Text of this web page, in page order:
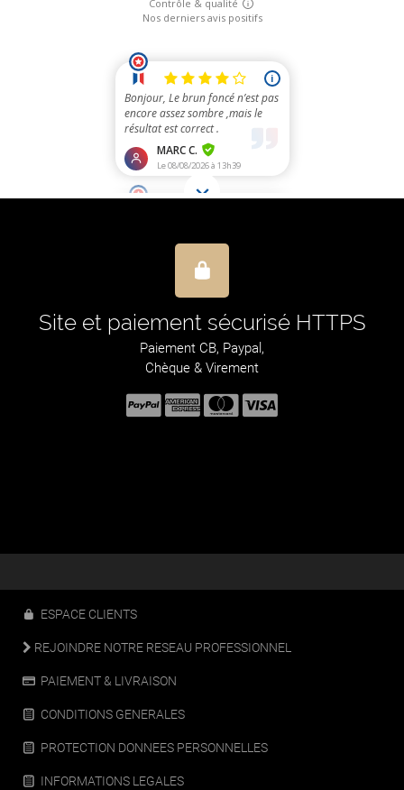
Site et paiement sécurisé HTTPS
Paiement CB, Paypal,
Chèque & Virement
ESPACE CLIENTS
REJOINDRE NOTRE RESEAU PROFESSIONNEL
PAIEMENT & LIVRAISON
CONDITIONS GENERALES
PROTECTION DONNEES PERSONNELLES
INFORMATIONS LEGALES